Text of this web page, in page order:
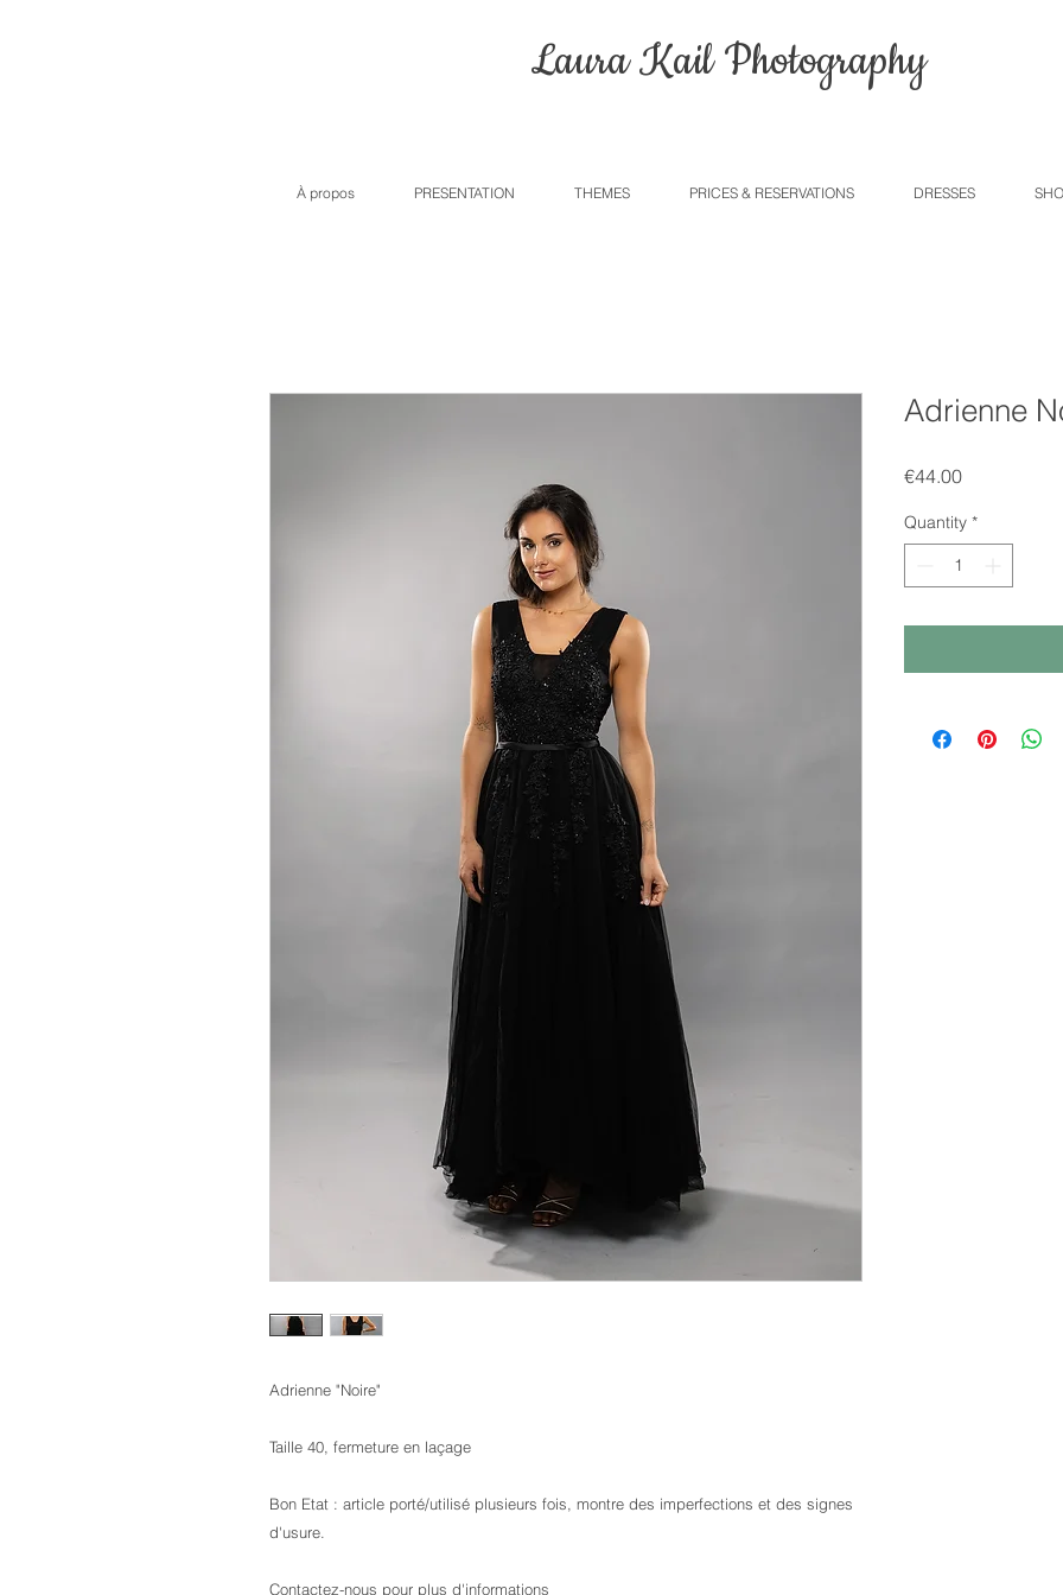
Laura Kail Photography
À propos PRESENTATION THEMES PRICES & RESERVATIONS DRESSES
Adrienne "Noire"
Taille 40, fermeture en laçage
Bon Etat : article porté/utilisé plusieurs fois, montre des imperfections et des signes
d'usure.
Contactez-nous pour plus d'informations
Adrienne
€44.00Price
Quantity *